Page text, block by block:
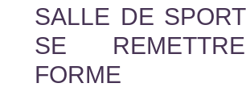
SALLE DE
SE
FORME